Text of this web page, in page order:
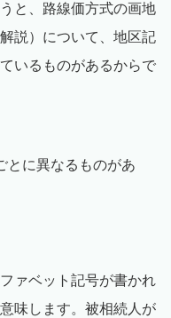
と、路線価方式の画地
説）について、地区記
いるものがあるからで
とに異なるものがあ
ァベット記号が書かれ
味します。被相続人が